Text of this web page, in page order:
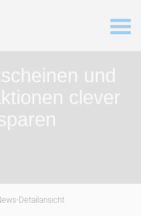
und
clever
Detailansicht